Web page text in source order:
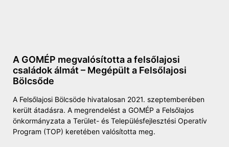
A GOMÉP megvalósította a felsőlajosi
családok álmát – Megépült a Felsőlajosi
Bölcsőde
A Felsőlajosi Bölcsöde hivatalosan 2021. szeptemberében
került átadásra. A megrendelést a GOMÉP a Felsőlajos
önkormányzata a Terület- és Településfejlesztési Operatív
Program (TOP) keretében valósította meg.